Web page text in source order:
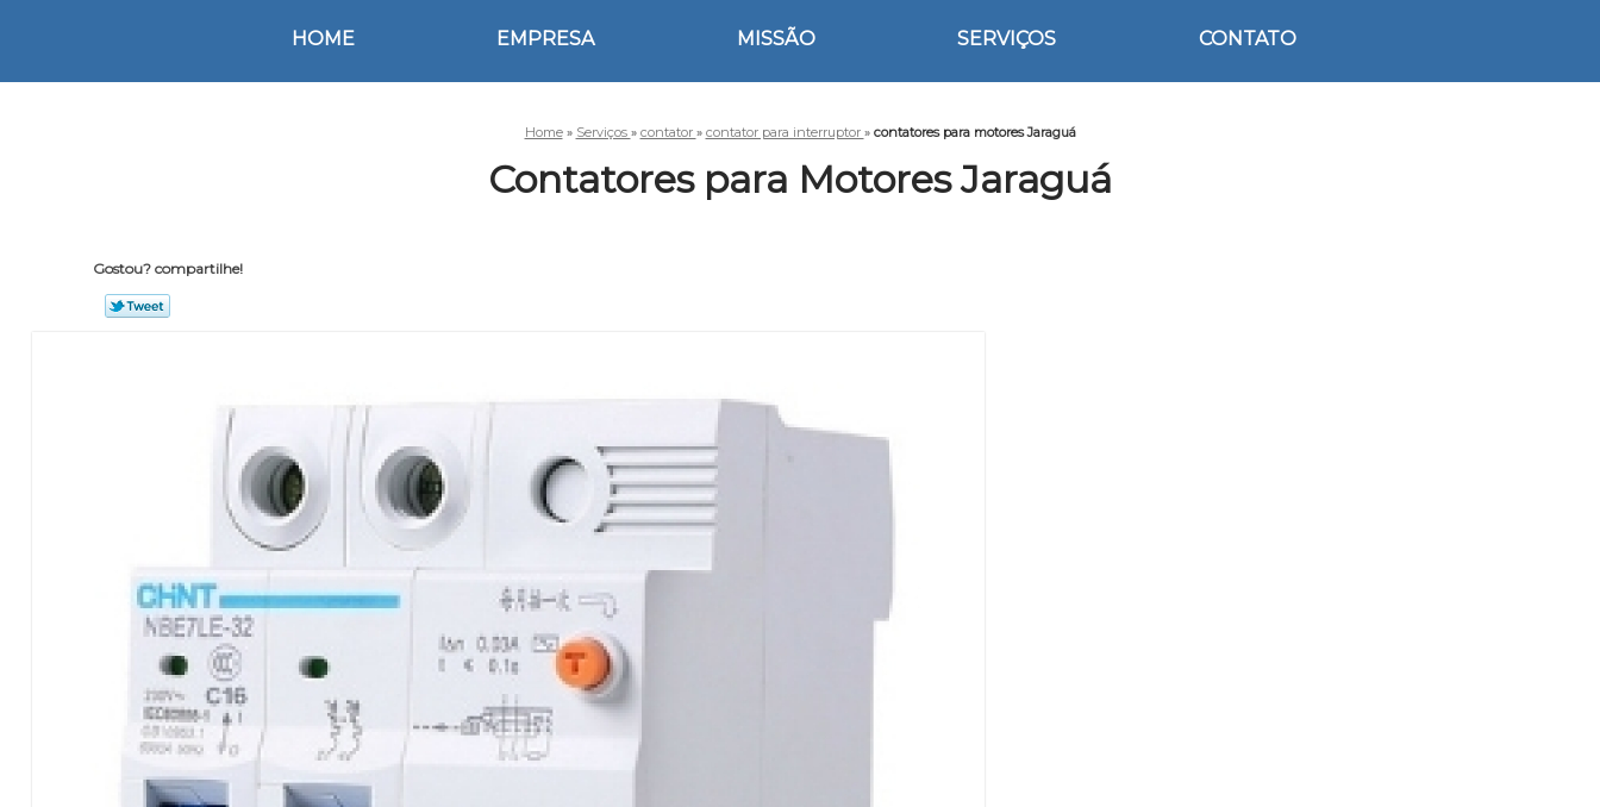
HOME EMPRESA MISSÃO SERVIÇOS CONTATO
Home » Serviços » contator » contator para interruptor » contatores para motores Jaraguá
Contatores para Motores Jaraguá
Gostou? compartilhe!